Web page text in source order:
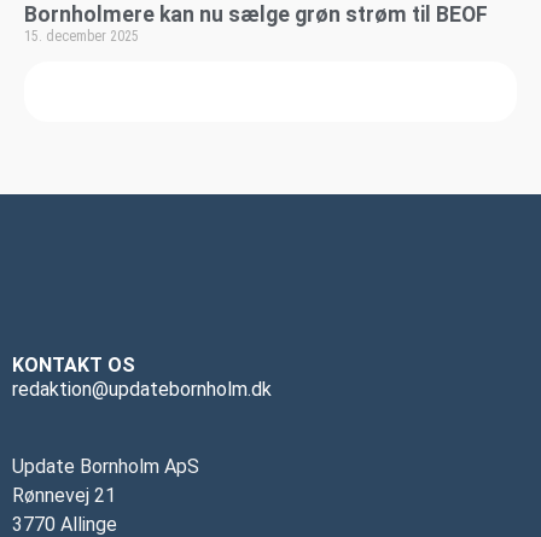
Bornholmere kan nu sælge grøn strøm til BEOF
15. december 2025
KONTAKT OS
redaktion@updatebornholm.dk
Update Bornholm ApS
Rønnevej 21
3770 Allinge